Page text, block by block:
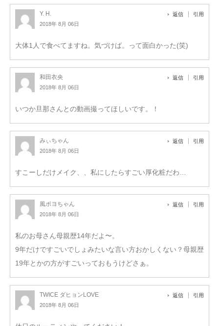
Y. H.
2018年 8月 06日
返信 引用
大体1人で食べてますね。気づけば。って面白かった(笑)
和田衣央
2018年 8月 06日
返信 引用
いつか旦那さんとの動画撮ってほしいです。！
みぃちゃん
2018年 8月 06日
返信 引用
すこーしだけメイク、、私にしたらすごい厚化粧だわ…
風ポヨちゃん
2018年 8月 06日
返信 引用
私のお母さん母親歴14年だよ〜。
9年だけですごいでしょみたいな言い方おかしくない？母親歴
19年とかの方がすごいっておもうけどさぁ。
TWICE ダヒョンLOVE
2018年 8月 06日
返信 引用